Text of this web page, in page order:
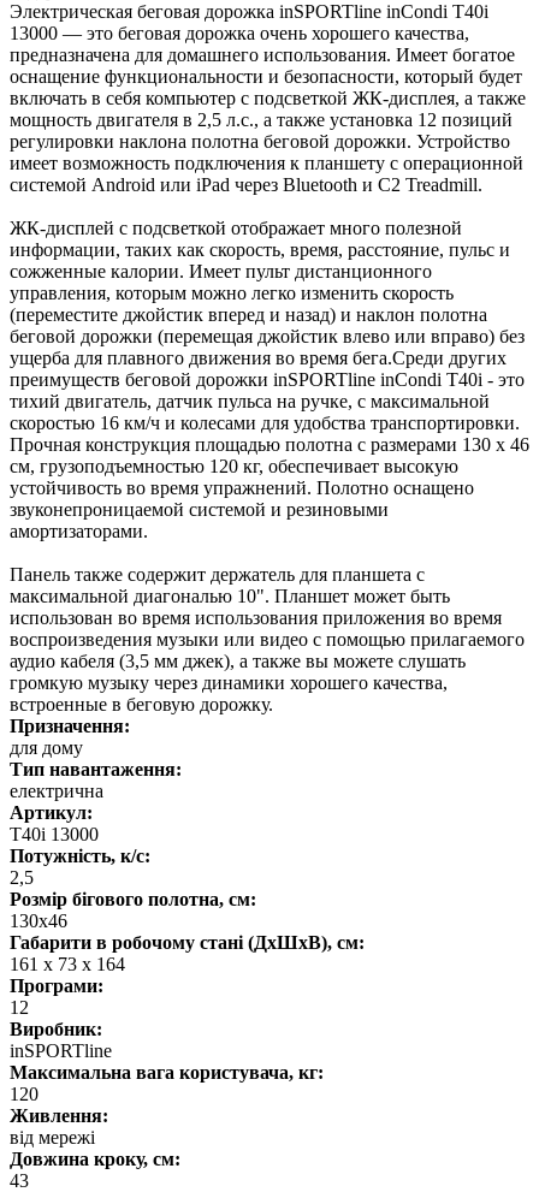
Электрическая беговая дорожка inSPORTline inCondi T40i
13000 — это беговая дорожка очень хорошего качества,
предназначена для домашнего использования. Имеет богатое
оснащение функциональности и безопасности, который будет
включать в себя компьютер с подсветкой ЖК-дисплея, а также
мощность двигателя в 2,5 л.с., а также установка 12 позиций
регулировки наклона полотна беговой дорожки. Устройство
имеет возможность подключения к планшету с операционной
системой Android или iPad через Bluetooth и C2 Treadmill.
ЖК-дисплей с подсветкой отображает много полезной
информации, таких как скорость, время, расстояние, пульс и
сожженные калории. Имеет пульт дистанционного
управления, которым можно легко изменить скорость
(переместите джойстик вперед и назад) и наклон полотна
беговой дорожки (перемещая джойстик влево или вправо) без
ущерба для плавного движения во время бега.Среди других
преимуществ беговой дорожки inSPORTline inCondi T40i - это
тихий двигатель, датчик пульса на ручке, с максимальной
скоростью 16 км/ч и колесами для удобства транспортировки.
Прочная конструкция площадью полотна с размерами 130 x 46
см, грузоподъемностью 120 кг, обеспечивает высокую
устойчивость во время упражнений. Полотно оснащено
звуконепроницаемой системой и резиновыми
амортизаторами.
Панель также содержит держатель для планшета с
максимальной диагональю 10". Планшет может быть
использован во время использования приложения во время
воспроизведения музыки или видео с помощью прилагаемого
аудио кабеля (3,5 мм джек), а также вы можете слушать
громкую музыку через динамики хорошего качества,
встроенные в беговую дорожку.
Призначення:
для дому
Тип навантаження:
електрична
Артикул:
T40i 13000
Потужність, к/с:
2,5
Розмір бігового полотна, см:
130х46
Габарити в робочому стані (ДхШхВ), см:
161 x 73 x 164
Програми:
12
Виробник:
inSPORTline
Максимальна вага користувача, кг:
120
Живлення:
від мережі
Довжина кроку, см:
43